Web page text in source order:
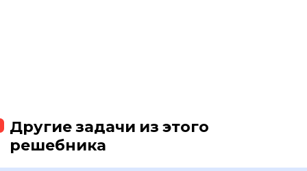
Другие задачи из этого
решебника